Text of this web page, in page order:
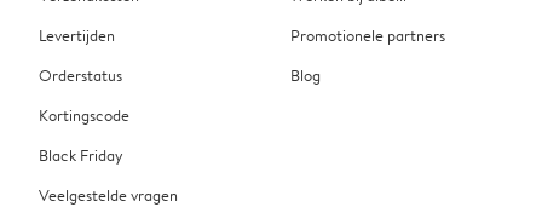
Levertijden
Orderstatus
Kortingscode
Black Friday
Veelgestelde vragen
Promotionele partners
Blog